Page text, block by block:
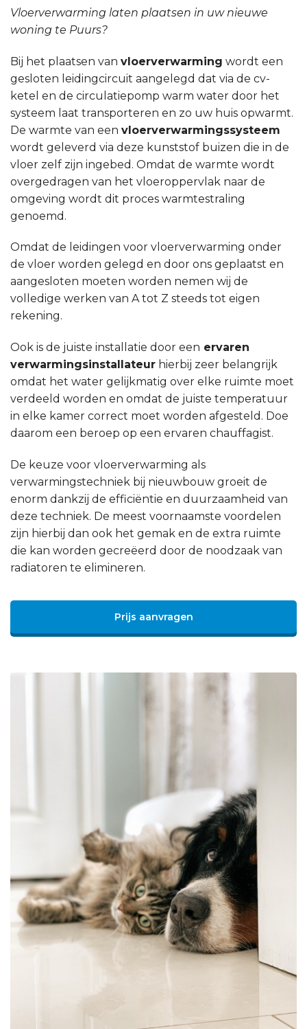
Vloerverwarming laten plaatsen in uw nieuwe
woning te Puurs?
Bij het plaatsen van vloerverwarming wordt een
gesloten leidingcircuit aangelegd dat via de cv-
ketel en de circulatiepomp warm water door het
systeem laat transporteren en zo uw huis opwarmt.
De warmte van een vloerverwarmingssysteem
wordt geleverd via deze kunststof buizen die in de
vloer zelf zijn ingebed. Omdat de warmte wordt
overgedragen van het vloeroppervlak naar de
omgeving wordt dit proces warmtestraling
genoemd.
Omdat de leidingen voor vloerverwarming onder
de vloer worden gelegd en door ons geplaatst en
aangesloten moeten worden nemen wij de
volledige werken van A tot Z steeds tot eigen
rekening.
Ook is de juiste installatie door een ervaren
verwarmingsinstallateur hierbij zeer belangrijk
omdat het water gelijkmatig over elke ruimte moet
verdeeld worden en omdat de juiste temperatuur
in elke kamer correct moet worden afgesteld. Doe
daarom een beroep op een ervaren chauffagist.
De keuze voor vloerverwarming als
verwarmingstechniek bij nieuwbouw groeit de
enorm dankzij de efficiëntie en duurzaamheid van
deze techniek. De meest voornaamste voordelen
zijn hierbij dan ook het gemak en de extra ruimte
die kan worden gecreëerd door de noodzaak van
radiatoren te elimineren.
Prijs aanvragen